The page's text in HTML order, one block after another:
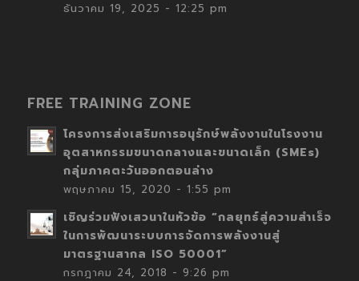
ธันวาคม 19, 2025 - 12:25 pm
FREE TRAINING ZONE
โครงการส่งเสริมการอนุรักษ์พลังงานในโรงงาน
อุตสาหกรรมขนาดกลางและขนาดเล็ก (SMEs)
กลุ่มภาคตะวันออกตอนล่าง
พฤษภาคม 15, 2020 - 1:55 pm
เชิญร่วมฟังเสวนาในหัวข้อ “กลยุทธ์สู่ความสำเร็จ
ในการพัฒนาระบบการจัดการพลังงานสู่
มาตรฐานสากล ISO 50001”
กรกฎาคม 24, 2018 - 9:26 pm